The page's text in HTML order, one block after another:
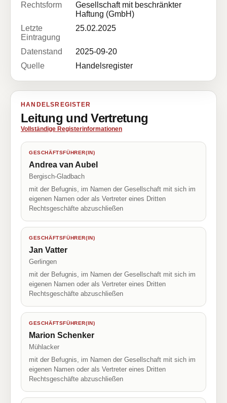
Rechtsform
Gesellschaft mit beschränkter
Haftung (GmbH)
Letzte
Eintragung
25.02.2025
Datenstand
2025-09-20
Quelle
Handelsregister
HANDELSREGISTER
Leitung und Vertretung
Vollständige Registerinformationen
GESCHÄFTSFÜHRER(IN)
Andrea van Aubel
Bergisch-Gladbach
mit der Befugnis, im Namen der Gesellschaft mit sich im
eigenen Namen oder als Vertreter eines Dritten
Rechtsgeschäfte abzuschließen
GESCHÄFTSFÜHRER(IN)
Jan Vatter
Gerlingen
mit der Befugnis, im Namen der Gesellschaft mit sich im
eigenen Namen oder als Vertreter eines Dritten
Rechtsgeschäfte abzuschließen
GESCHÄFTSFÜHRER(IN)
Marion Schenker
Mühlacker
mit der Befugnis, im Namen der Gesellschaft mit sich im
eigenen Namen oder als Vertreter eines Dritten
Rechtsgeschäfte abzuschließen